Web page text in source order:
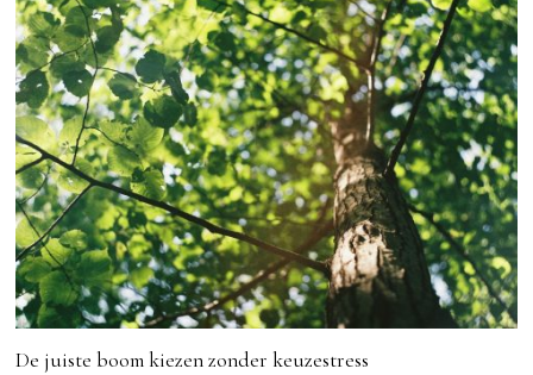
De juiste boom kiezen zonder keuzestress